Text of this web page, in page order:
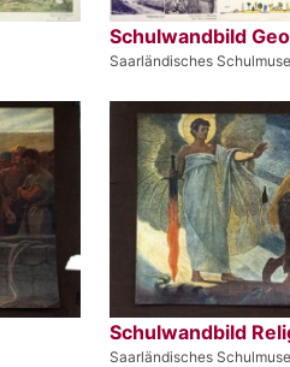
Schulwandbild
Saarländisches
Schulwandbild
Saarländisches